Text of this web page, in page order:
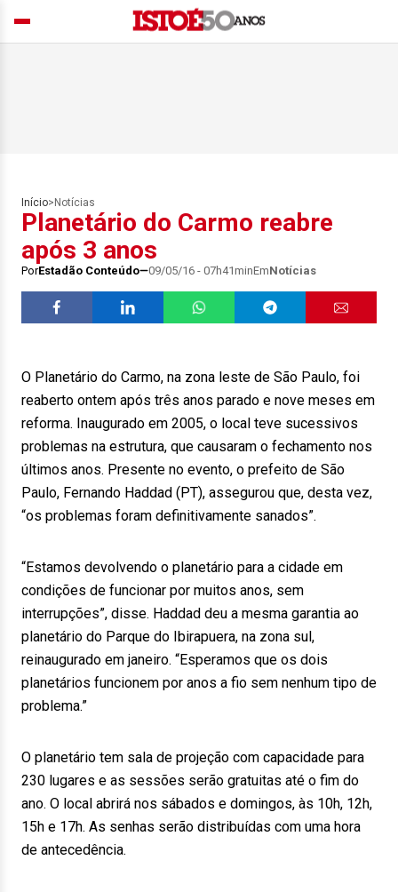
Início> Notícias
Planetário do Carmo reabre
após 3 anos
PorEstadão Conteúdo 09/05/16 - 07h41minEmNotícias
O Planetário do Carmo, na zona leste de São Paulo, foi
reaberto ontem após três anos parado e nove meses em
reforma. Inaugurado em 2005, o local teve sucessivos
problemas na estrutura, que causaram o fechamento nos
últimos anos. Presente no evento, o prefeito de São
Paulo, Fernando Haddad (PT), assegurou que, desta vez,
“os problemas foram definitivamente sanados”.
“Estamos devolvendo o planetário para a cidade em
condições de funcionar por muitos anos, sem
interrupções”, disse. Haddad deu a mesma garantia ao
planetário do Parque do Ibirapuera, na zona sul,
reinaugurado em janeiro. “Esperamos que os dois
planetários funcionem por anos a fio sem nenhum tipo de
problema.”
O planetário tem sala de projeção com capacidade para
230 lugares e as sessões serão gratuitas até o fim do
ano. O local abrirá nos sábados e domingos, às 10h, 12h,
15h e 17h. As senhas serão distribuídas com uma hora
de antecedência.